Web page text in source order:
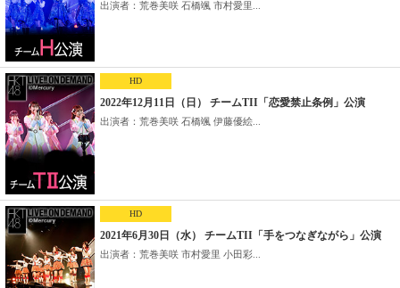
出演者：荒巻美咲 石橋颯 市村愛里...
HD
2022年12月11日（日） チームTII「恋愛禁止条例」公演
出演者：荒巻美咲 石橋颯 伊藤優絵...
HD
2021年6月30日（水） チームTII「手をつなぎながら」公演
出演者：荒巻美咲 市村愛里 小田彩...